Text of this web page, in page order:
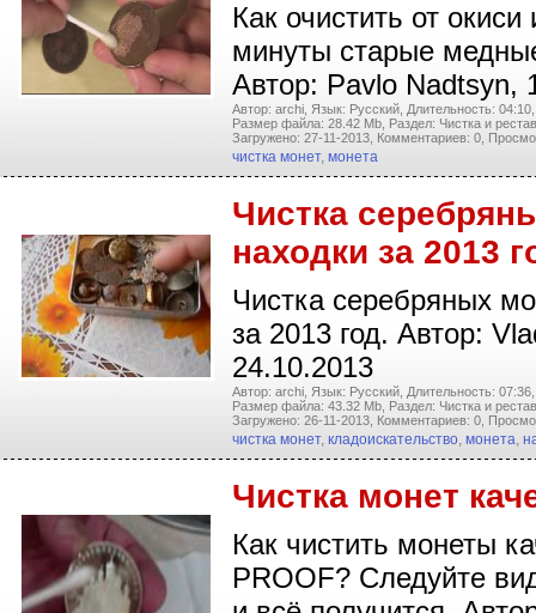
Как очистить от окиси
минуты старые
Автор: Pavlo Nadtsyn,
Автор: archi, Язык: Русский, Длительность: 04:10,
Размер файла: 28.42 Mb, Раздел: Чистка и
Загружено: 27-11-2013, Комментариев: 0,
чистка монет, монета
Чистка
находки за 2013
Чистка серебряных
за 2013 год. Автор:
24.10.2013
Автор: archi, Язык: Русский, Длительность: 07:36,
Размер файла: 43.32 Mb, Раздел: Чистка и
Загружено: 26-11-2013, Комментариев: 0,
чистка монет, кладоискательство, монета,
Чистка монет
Как чистить монеты
PROOF? Следуйте